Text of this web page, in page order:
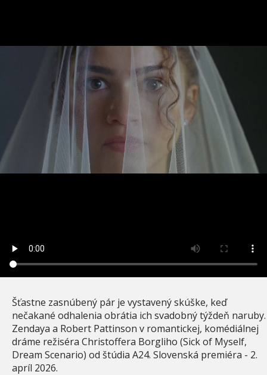
Šťastne zasnúbený pár je vystavený skúške, keď
nečakané odhalenia obrátia ich svadobný týždeň naruby.
Zendaya a Robert Pattinson v romantickej, komédiálnej
dráme režiséra Christoffera Borgliho (Sick of Myself,
Dream Scenario) od štúdia A24. Slovenská premiéra - 2.
apríl 2026.